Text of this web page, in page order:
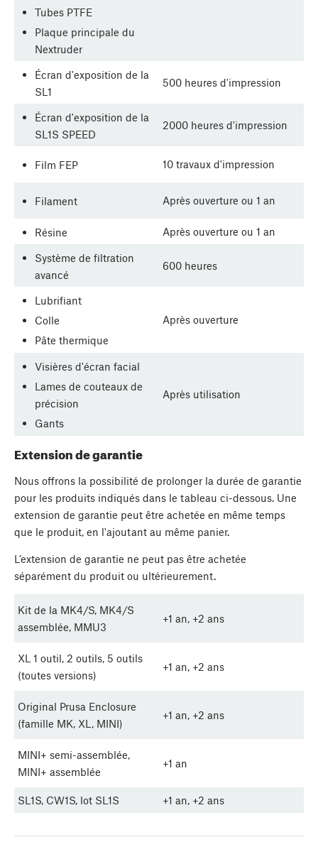
Tubes PTFE
Plaque principale du
Nextruder
Écran d'exposition de la
SL1
500 heures d'impression
Écran d'exposition de la
SL1S SPEED
2000 heures d'impression
Film FEP 10 travaux d'impression
Filament Après ouverture ou 1 an
Résine Après ouverture ou 1 an
Système de filtration
avancé
600 heures
Lubrifiant
Colle
Pâte thermique
Après ouverture
Visières d'écran facial
Lames de couteaux de
précision
Gants
Après utilisation
Extension de garantie
Nous offrons la possibilité de prolonger la durée de garantie
pour les produits indiqués dans le tableau ci-dessous. Une
extension de garantie peut être achetée en même temps
que le produit, en l'ajoutant au même panier.
L’extension de garantie ne peut pas être achetée
séparément du produit ou ultérieurement.
Kit de la MK4/S, MK4/S
assemblée, MMU3
+1 an, +2 ans
XL 1 outil, 2 outils, 5 outils
(toutes versions)
+1 an, +2 ans
Original Prusa Enclosure
(famille MK, XL, MINI)
+1 an, +2 ans
MINI+ semi-assemblée,
MINI+ assemblée
+1 an
SL1S, CW1S, lot SL1S +1 an, +2 ans